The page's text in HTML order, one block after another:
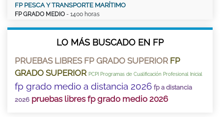
FP PESCA Y TRANSPORTE MARÍTIMO
FP GRADO MEDIO - 1400 horas
LO MÁS BUSCADO EN FP
PRUEBAS LIBRES FP GRADO SUPERIOR FP
GRADO SUPERIOR PCPI Programas de Cualificación Profesional Inicial
fp grado medio a distancia 2026 fp a distancia
2026 pruebas libres fp grado medio 2026